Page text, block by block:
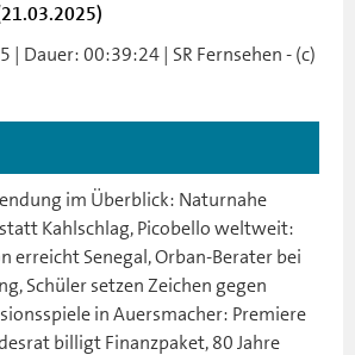
| Dauer: 00:39:24 | SR Fernsehen - (c)
im Überblick: Naturnahe
Kahlschlag, Picobello weltweit:
erreicht Senegal, Orban-Berater bei
Schüler setzen Zeichen gegen
in Auersmacher: Premiere
billigt Finanzpaket, 80 Jahre